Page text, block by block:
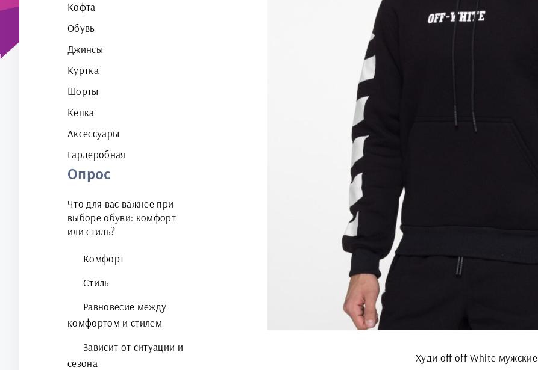
Кофта
Обувь
Джинсы
Куртка
Шорты
Кепка
Аксессуары
Гардеробная
Опрос
Что для вас важнее при
выборе обуви: комфорт
или стиль?
Комфорт
Стиль
Равновесие между
комфортом и стилем
Зависит от ситуации и
сезона
Худи off off-White мужские